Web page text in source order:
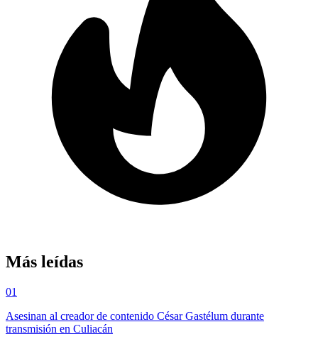
Más leídas
01
Asesinan al creador de contenido César Gastélum durante
transmisión en Culiacán